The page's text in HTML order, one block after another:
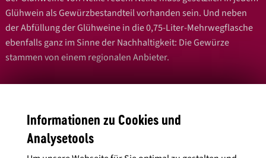
Glühwein als Gewürzbestandteil vorhanden sein. Und neben
der Abfüllung der Glühweine in die 0,75-Liter-Mehrwegflasche
ebenfalls ganz im Sinne der Nachhaltigkeit: Die Gewürze
stammen von einem regionalen Anbieter.
ersten EDEKA-Märkten und natürlich bei den Heuchelberg
Weingärtnern selbst geführt. Der Preis liegt bei ca. 4,40 €.
Informationen zu Cookies und
Analysetools